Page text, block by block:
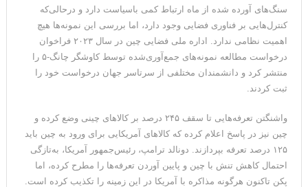
سنگ‌های آورده شده از ماه ارتباط کمی باسیاست دارد و درحالی‌که
کنترل‌هایی بر فناوری فضایی وجود دارد، اما بررسی این نمونه‌ها هیچ
اهمیت نظامی ندارد. اداره ملی فضایی چین در سال ۲۰۲۳ فراخوان
درخواست مطالعه نمونه‌های جمع‌آوری‌شده توسط کاوشگر چانگ-۵ را
منتشر کرد و دانشمندان مختلفی از سرتاسر جهان درخواست خود را
ثبت کردند.
واشنگتن تعرفه‌هایی تا سقف ۲۴۵ درصد بر کالاهای چینی وضع کرده و
چین نیز در پاسخ اعلام کرده که کالاهای آمریکایی برای ورود به چین باید
۱۲۵ درصد تعرفه بپردازند. دونالد ترامپ، رئیس‌جمهور آمریکا، به‌تازگی
احتمال کاهش تنش با چین و پایین آوردن تعرفه‌ها را مطرح کرده، اما
پکن تاکنون هرگونه مذاکره با آمریکا در این زمینه را تکذیب کرده است.